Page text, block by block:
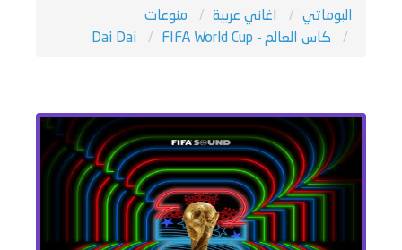
البوماتي اغاني عربية
منوعات
كاس العالم - FIFA World Cup
Dai Dai